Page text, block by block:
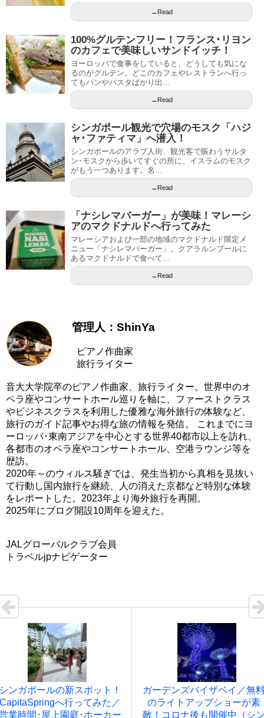
→Read
100%グルテンフリー！フランス･リヨン
のカフェで美味しいサンドイッチ！
ヨーロッパで食事をしていると、どうしても気にな
るのがグルテン。どこのカフェやレストランへ行っ
てもパンやパスタばかり出...
→Read
シンガポール観光で穴場のモスク「ハジ
ャ･ファティマ」へ潜入！
シンガポールのアラブ人街、観光客で賑わうサルタ
ン･モスクから歩いてすぐの所に、イスラムのモスク
がもう一つあります。名...
→Read
「ナシレマバーガー」が美味！マレーシ
アのマクドナルドへ行ってみた
マレーシアおよび一部の地域のマクドナルド限定メ
ニュー「ナシレマバーガー」。クアラルンプールに
あるマクドナルドで食べて...
→Read
管理人：ShinYa
ピアノ作曲家
旅行ライター
音大大学院卒のピアノ作曲家、旅行ライター。世界中のオ
ペラ座やコンサートホール巡りを軸に、ファーストクラス
やビジネスクラスを利用した優雅な海外旅行の体験など、
旅行のガイド記事やお得な旅の情報を発信。 これまでにヨ
ーロッパ･東南アジアを中心とする世界40都市以上を訪れ、
各都市のオペラ座やコンサートホール、空港ラウンジ等を
歴訪。
2020年～のウィルス騒ぎでは、発生当初から真相を見抜い
て行動し国内旅行を継続、人の消えた京都など特別な体験
をレポートした。2023年より海外旅行を再開。
2025年にブログ開設10周年を迎えた。
JALグローバルクラブ会員
トラベルjpナビゲーター
ンガポールの新スポット！
へ行ってみた／
業時間･屋上園庭･ホーカー
ガーデンズバイザベイ／無
のライトアップショーが素
敵！コロナ後も開催中（シ